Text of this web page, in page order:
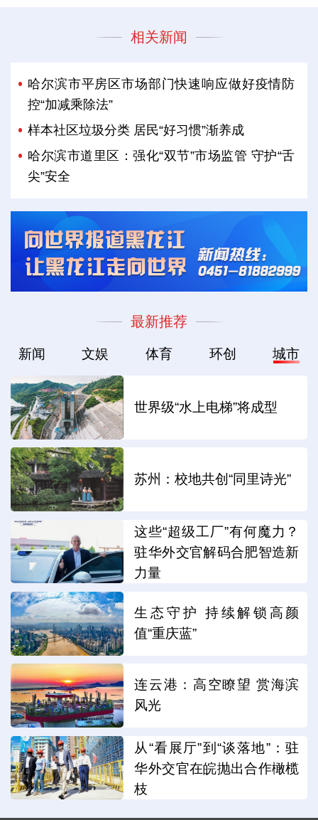
相关新闻
哈尔滨市平房区市场部门快速响应做好疫情防
控“加减乘除法”
样本社区垃圾分类 居民“好习惯”渐养成
哈尔滨市道里区：强化“双节”市场监管 守护“舌
尖”安全
最新推荐
新闻 文娱 体育 环创 城市
世界级“水上电梯”将成型
苏州：校地共创“同里诗光”
这些“超级工厂”有何魔力？
驻华外交官解码合肥智造新
力量
生态守护 持续解锁高颜
值“重庆蓝”
连云港：高空瞭望 赏海滨
风光
从“看展厅”到“谈落地”：驻
华外交官在皖抛出合作橄榄
枝